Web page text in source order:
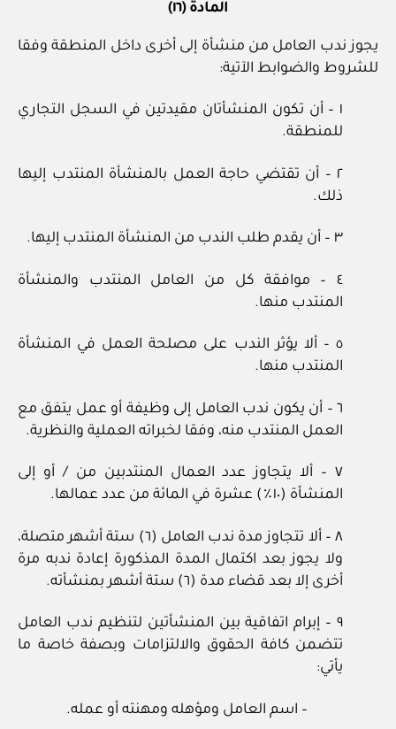
المادة (١٦)
يجوز ندب العامل من منشأة إلى أخرى داخل المنطقة وفقا
للشروط والضوابط الآتية:
١ – أن تكون المنشأتان مقيدتين في السجل التجاري
للمنطقة.
٢ – أن تقتضي حاجة العمل بالمنشأة المنتدب إليها
ذلك.
٣ – أن يقدم طلب الندب من المنشأة المنتدب إليها.
٤ – موافقة كل من العامل المنتدب والمنشأة
المنتدب منها.
٥ – ألا يؤثر الندب على مصلحة العمل في المنشأة
المنتدب منها.
٦ – أن يكون ندب العامل إلى وظيفة أو عمل يتفق مع
العمل المنتدب منه، وفقا لخبراته العملية والنظرية.
٧ – ألا يتجاوز عدد العمال المنتدبين من / أو إلى
المنشأة (١٠٪) عشرة في المائة من عدد عمالها.
٨ – ألا تتجاوز مدة ندب العامل (٦) ستة أشهر متصلة،
ولا يجوز بعد اكتمال المدة المذكورة إعادة ندبه مرة
أخرى إلا بعد قضاء مدة (٦) ستة أشهر بمنشأته.
٩ – إبرام اتفاقية بين المنشأتين لتنظيم ندب العامل
تتضمن كافة الحقوق والالتزامات وبصفة خاصة ما
يأتي:
– اسم العامل ومؤهله ومهنته أو عمله.